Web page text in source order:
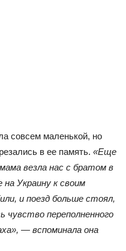
совсем маленькой, но
в ее память. «Еще
везла нас с братом в
на Украину к своим
и поезд больше стоял,
чувство переполненного
— вспоминала она